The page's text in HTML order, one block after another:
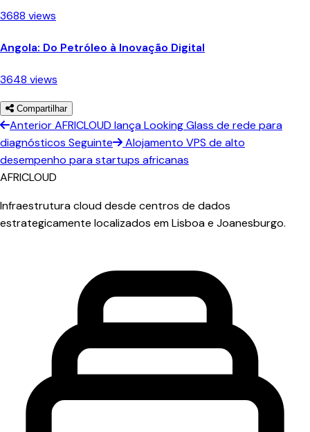
3688 views
Angola: Do Petróleo à Inovação Digital
3648 views
Compartilhar
AnteriorAFRICLOUD lança Looking Glass de rede para
diagnósticos Seguinte
Alojamento VPS de alto
desempenho para startups africanas
AFRICLOUD
Infraestrutura cloud desde centros de dados
estrategicamente localizados em Lisboa e Joanesburgo.